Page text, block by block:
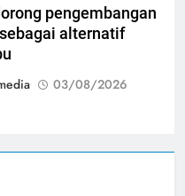
pengembangan
alternatif
03/08/2026